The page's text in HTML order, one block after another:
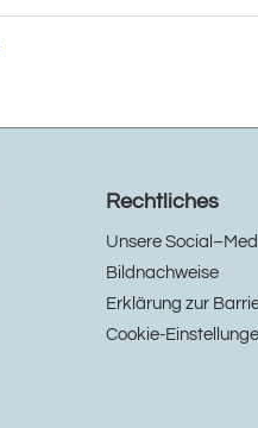
Rechtliches
Unsere
Bildnachweise
Erklärung zur
Cookie-